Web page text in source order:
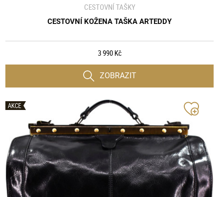
CESTOVNÍ TAŠKY
CESTOVNÍ KOŽENA TAŠKA ARTEDDY
3 990 Kč
ZOBRAZIT
AKCE